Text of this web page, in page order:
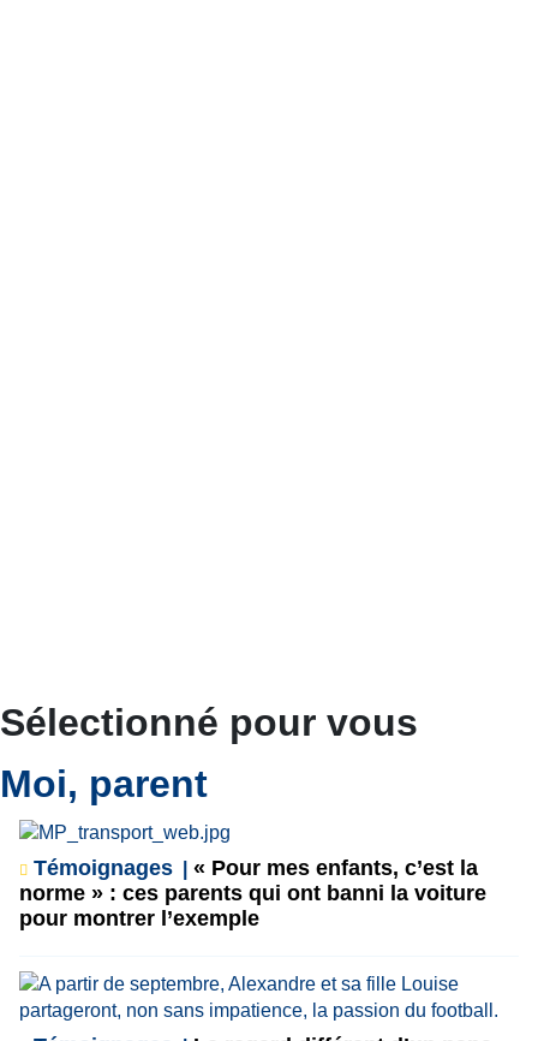
Sélectionné pour vous
Moi, parent
Témoignages
« Pour mes enfants, c’est la
norme » : ces parents qui ont banni la voiture
pour montrer l’exemple